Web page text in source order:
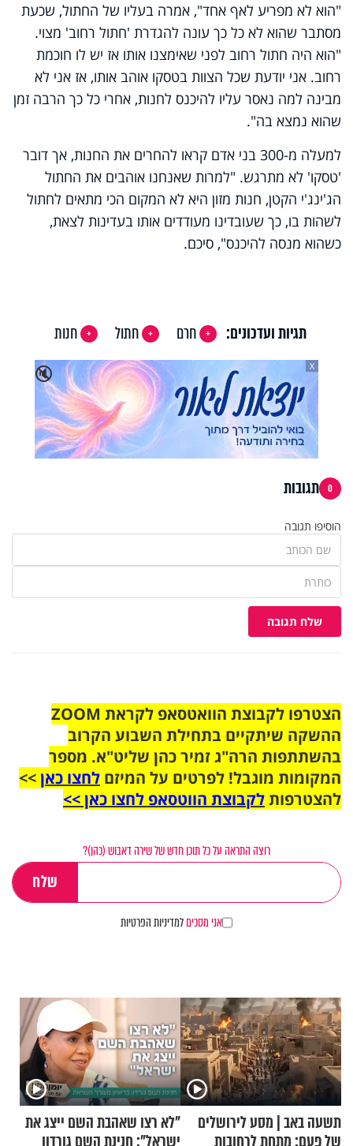
"הוא לא מפריע לאף אחד", אמרה בעליו של החתול, שכעת
מסתבר שהוא לא כל כך עונה להגדרת 'חתול רחוב' מצוי.
"הוא היה חתול רחוב לפני שאימצנו אותו אז יש לו חוכמת
רחוב. אני יודעת שכל הצוות בטסקו אוהב אותו, אז אני לא
מבינה למה נאסר עליו להיכנס לחנות, אחרי כל כך הרבה זמן
שהוא נמצא בה".
למעלה מ-300 בני אדם קראו להחרים את החנות, אך דובר
'טסקו' לא מתרגש. "למרות שאנחנו אוהבים את החתול
הג'ינג'י הקטן, חנות מזון היא לא המקום הכי מתאים לחתול
לשהות בו, כך שעובדינו מעודדים אותו בעדינות לצאת,
כשהוא מנסה להיכנס", סיכם.
תגיות ועדכונים: חרם חתול
חנות
🔇
X
0 תגובות
הוסיפו תגובה
שלח תגובה
הצטרפו לקבוצת הוואטסאפ לקראת ZOOM
ההשקה שיתקיים בתחילת השבוע הקרוב
בהשתתפות הרה"ג זמיר כהן שליט"א. מספר
המקומות מוגבל! לפרטים על המיזם לחצו כאן>>
להצטרפותלקבוצת הווטסאפ לחצו כאן >>
רוצה התראה על כל תוכן חדש של שירה דאבוש (כהן)?
אני מסכיםלמדיניות הפרטיות
תשעה באב | מסע לירושלים
של פעם: מתחת לרחובות
"לא רצו שאהבת השם ייצג את
ישראל": חנינת השם גורדון